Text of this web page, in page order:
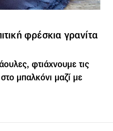
φρέσκια γρανίτα
φτιάχνουμε τις
μπαλκόνι μαζί με